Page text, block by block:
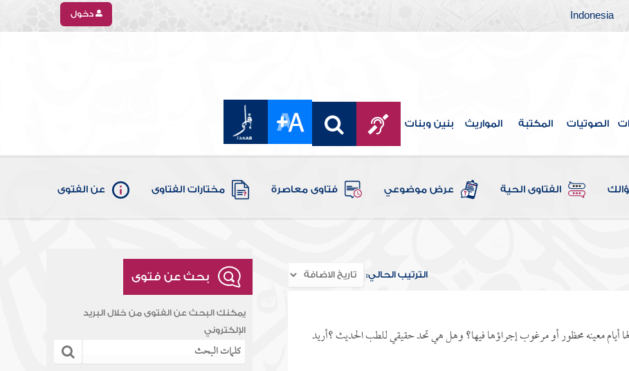
Indonesia دخول
الصوتيات المكتبة المواريث بنين وبنات
الفتاوى الحية عرض موضوعي فتاوى معاصرة مختارات الفتاوى عن الفتوى
الترتيب الحالي:
معينه محظور أو مرغوب إجراؤها فيها؟ وهل هي تحد حقيقي للطب الحديث ؟أريد
بحث عن فتوى
يمكنك البحث عن الفتوى من خلال البريد
الإلكتروني